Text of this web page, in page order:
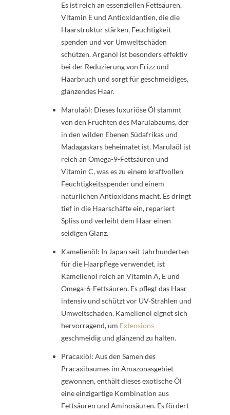
Es ist reich an essenziellen Fettsäuren,
Vitamin E und Antioxidantien, die die
Haarstruktur stärken, Feuchtigkeit
spenden und vor Umweltschäden
schützen. Arganöl ist besonders effektiv
bei der Reduzierung von Frizz und
Haarbruch und sorgt für geschmeidiges,
glänzendes Haar.
Marulaöl: Dieses luxuriöse Öl stammt
von den Früchten des Marulabaums, der
in den wilden Ebenen Südafrikas und
Madagaskars beheimatet ist. Marulaöl ist
reich an Omega-9-Fettsäuren und
Vitamin C, was es zu einem kraftvollen
Feuchtigkeitsspender und einem
natürlichen Antioxidans macht. Es dringt
tief in die Haarschäfte ein, repariert
Spliss und verleiht dem Haar einen
seidigen Glanz.
Kamelienöl: In Japan seit Jahrhunderten
für die Haarpflege verwendet, ist
Kamelienöl reich an Vitamin A, E und
Omega-6-Fettsäuren. Es pflegt das Haar
intensiv und schützt vor UV-Strahlen und
Umweltschäden. Kamelienöl eignet sich
hervorragend, um Extensions
geschmeidig und glänzend zu halten.
Pracaxiöl: Aus den Samen des
Pracaxibaumes im Amazonasgebiet
gewonnen, enthält dieses exotische Öl
eine einzigartige Kombination aus
Fettsäuren und Aminosäuren. Es fördert